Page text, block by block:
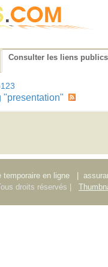
Consulter les liens publics
"presentation"
temporaire en ligne
droits réservés |